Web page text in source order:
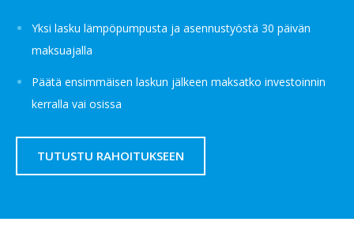
Yksi lasku lämpöpumpusta ja asennustyöstä 30 päivän
maksuajalla
Päätä ensimmäisen laskun jälkeen maksatko investoinnin
kerralla vai osissa
TUTUSTU RAHOITUKSEEN